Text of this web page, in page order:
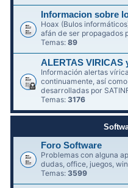
Informacion sobre
Hoax (Bulos
afán de ser propagados
Temas:89
ALERTAS
Información alertas
continuamente, así
desarrolladas por
Temas:3176
Foro Software
Problemas con alguna
dudas, office, juegos,
Temas: 3599